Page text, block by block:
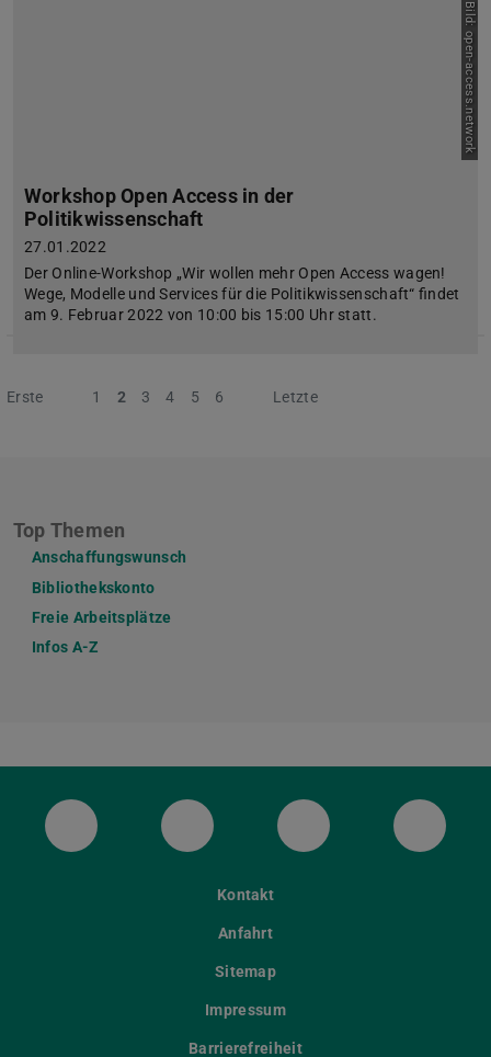
Bild: open-access.network
Workshop Open Access in der
Politikwissenschaft
27.01.2022
Der Online-Workshop „Wir wollen mehr Open Access wagen!
Wege, Modelle und Services für die Politikwissenschaft“ findet
am 9. Februar 2022 von 10:00 bis 15:00 Uhr statt.
Erste Vorherige
1 2 3 4 5 6 Nächste
Letzte
Top Themen
Anschaffungswunsch
Bibliothekskonto
Freie Arbeitsplätze
Infos A-Z
ULB Bluesky ULB FacebookULB InstagramULB
Kontakt
Anfahrt
Sitemap
Impressum
Barrierefreiheit